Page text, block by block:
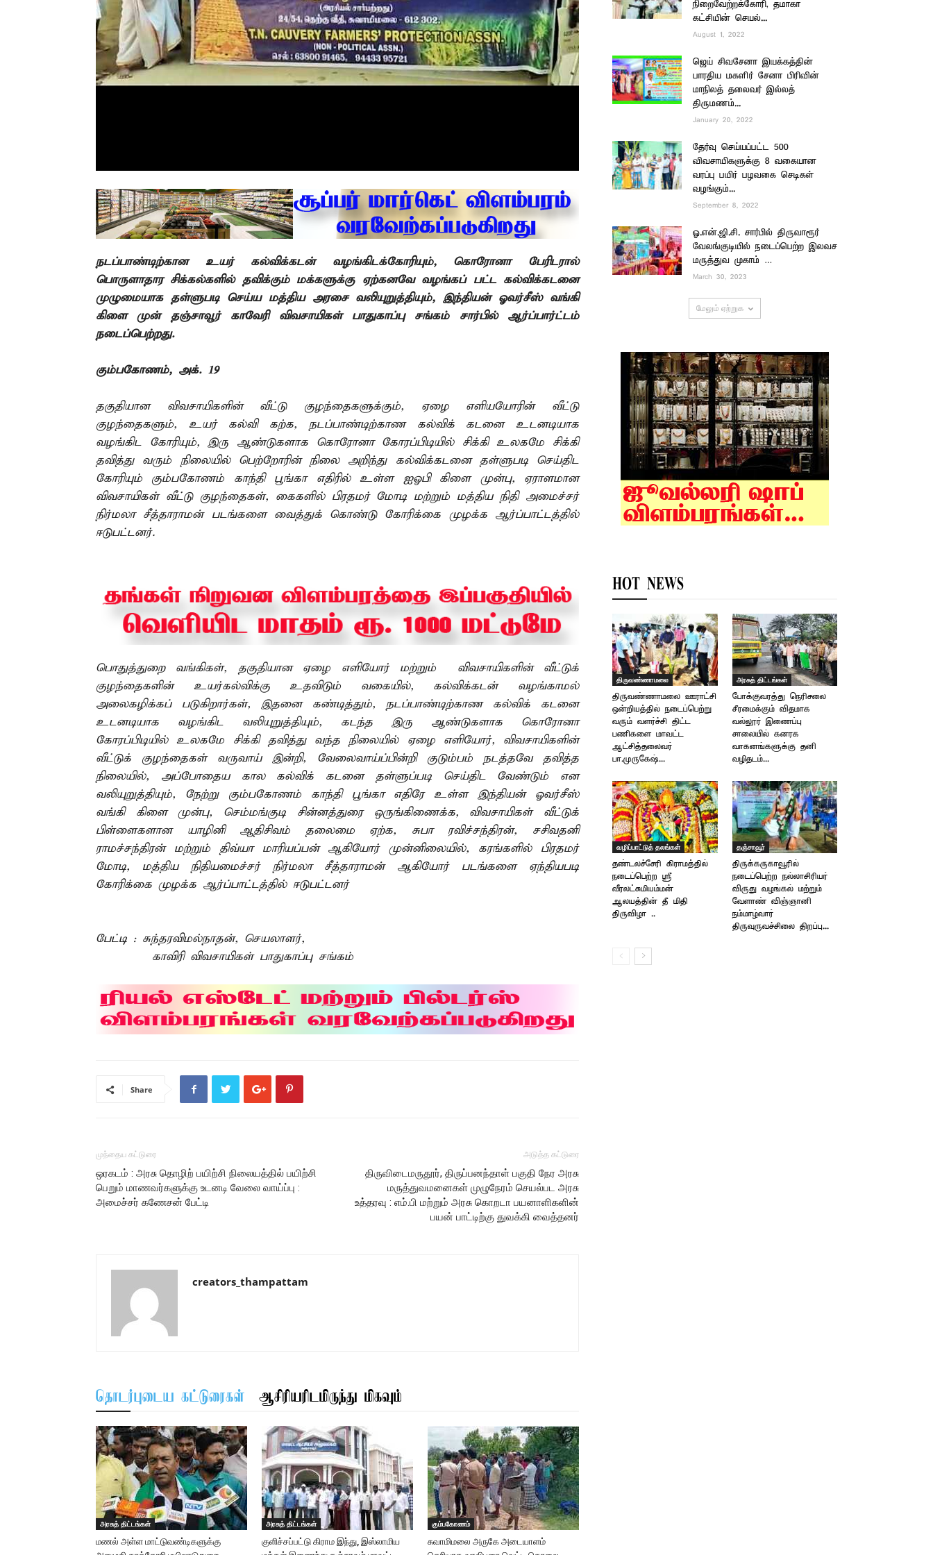
நடப்பாண்டிற்கான உயர் கல்விக்கடன் வழங்கிடக்கோரியும், கொரோனா பேரிடரால்
பொருளாதார சிக்கல்களில் தவிக்கும் மக்களுக்கு ஏற்கனவே வழங்கப் பட்ட கல்விக்கடனை
முழுமையாக தள்ளுபடி செய்ய மத்திய அரசை வலியுறுத்தியும், இந்தியன் ஓவர்சீஸ் வங்கி
கிளை முன் தஞ்சாவூர் காவேரி விவசாயிகள் பாதுகாப்பு சங்கம் சார்பில் ஆர்ப்பார்ட்டம்
நடைப்பெற்றது.
கும்பகோணம், அக். 19 –
தகுதியான விவசாயிகளின் வீட்டு குழந்தைகளுக்கும், ஏழை எளியயோரின் வீட்டு
குழந்தைகளும், உயர் கல்வி கற்க, நடப்பாண்டிற்காண கல்விக் கடனை உடனடியாக
வழங்கிட கோரியும், இரு ஆண்டுகளாக கொரோனா கோரப்பிடியில் சிக்கி உலகமே சிக்கி
தவித்து வரும் நிலையில் பெற்றோரின் நிலை அறிந்து கல்விக்கடனை தள்ளுபடி செய்திட
கோரியும் கும்பகோணம் காந்தி பூங்கா எதிரில் உள்ள ஐஓபி கிளை முன்பு, ஏராளமான
விவசாயிகள் வீட்டு குழந்தைகள், கைகளில் பிரதமர் மோடி மற்றும் மத்திய நிதி அமைச்சர்
நிர்மலா சீத்தாராமன் படங்களை வைத்துக் கொண்டு கோரிக்கை முழக்க ஆர்ப்பாட்டத்தில்
ஈடுபட்டனர்.
பொதுத்துறை வங்கிகள், தகுதியான ஏழை எளியோர் மற்றும் விவசாயிகளின் வீட்டுக்
குழந்தைகளின் உயர்கல்விக்கு உதவிடும் வகையில், கல்விக்கடன் வழங்காமல்
அலைகழிக்கப் படுகிறார்கள், இதனை கண்டித்தும், நடப்பாண்டிற்காண கல்விக் கடனை
உடனடியாக வழங்கிட வலியுறுத்தியும், கடந்த இரு ஆண்டுகளாக கொரோனா
கோரப்பிடியில் உலகமே சிக்கி தவித்து வந்த நிலையில் ஏழை எளியோர், விவசாயிகளின்
வீட்டுக் குழந்தைகள் வருவாய் இன்றி, வேலைவாய்ப்பின்றி குடும்பம் நடத்தவே தவித்த
நிலையில், அப்போதைய கால கல்விக் கடனை தள்ளுப்படி செய்திட வேண்டும் என
வலியுறுத்தியும், நேற்று கும்பகோணம் காந்தி பூங்கா எதிரே உள்ள இந்தியன் ஓவர்சீஸ்
வங்கி கிளை முன்பு, செம்மங்குடி சின்னத்துரை ஒருங்கிணைக்க, விவசாயிகள் வீட்டுக்
பிள்ளைகளான யாழினி ஆதிசிவம் தலைமை ஏற்க, சுபா ரவிச்சந்திரன், சசிவதனி
ராமச்சந்திரன் மற்றும் திவ்யா மாரியப்பன் ஆகியோர் முன்னிலையில், கரங்களில் பிரதமர்
மோடி, மத்திய நிதியமைச்சர் நிர்மலா சீத்தாராமன் ஆகியோர் படங்களை ஏந்தியபடி
கோரிக்கை முழக்க ஆர்ப்பாட்டத்தில் ஈடுபட்டனர்
பேட்டி : சுந்தரவிமல்நாதன், செயலாளர்,
காவிரி விவசாயிகள் பாதுகாப்பு சங்கம்
Share
முந்தைய கட்டுரை
ஒரகடம் : அரசு தொழிற் பயிற்சி நிலையத்தில் பயிற்சி
பெறும் மாணவர்களுக்கு உடனடி வேலை வாய்ப்பு :
அமைச்சர் கணேசன் பேட்டி
அடுத்த கட்டுரை
திருவிடைமருதூர், திருப்பனந்தாள் பகுதி நேர அரசு
மருத்துவமனைகள் முழுநேரம் செயல்பட அரசு
உத்தரவு : எம்.பி மற்றும் அரசு கொறடா பயனாளிகளின்
பயன் பாட்டிற்கு துவக்கி வைத்தனர்
creators_thampattam
தொடர்புடைய கட்டுரைகள் ஆசிரியரிடமிருந்து மிகவும்
அரசுத் திட்டங்கள்
மணல் அள்ள மாட்டுவண்டிகளுக்கு
அரசுத் திட்டங்கள்
குளிச்சப்பட்டு கிராம இந்து, இஸ்லாமிய
கும்பகோணம்
சுவாமிமலை அருகே அடையாளம்
நிறைவேற்றக்கோரி, தமாகா
கட்சியின் செயல்...
August 1, 2022
ஜெய் சிவசேனா இயக்கத்தின்
பாரதிய மகளிர் சேனா பிரிவின்
மாநிலத் தலைவர் இல்லத்
திருமணம்...
January 20, 2022
தேர்வு செய்யப்பட்ட 500
விவசாயிகளுக்கு 8 வகையான
வரப்பு பயிர் பழவகை செடிகள்
வழங்கும்...
September 8, 2022
ஓ.என்.ஜி.சி. சார்பில் திருவாரூர்
வேலங்குடியில் நடைப்பெற்ற இலவச
மருத்துவ முகாம் …
March 30, 2023
மேலும் ஏற்றுக
HOT NEWS
திருவண்ணாமலை
திருவண்ணாமலை ஊராட்சி
ஒன்றியத்தில் நடைப்பெற்று
வரும் வளர்ச்சி திட்ட
பணிகளை மாவட்ட
ஆட்சித்தலைவர்
பா.முருகேஷ்...
அரசுத் திட்டங்கள்
போக்குவரத்து நெரிசலை
சீரமைக்கும் விதமாக
வல்லூர் இணைப்பு
சாலையில் கனரக
வாகனங்களுக்கு தனி
வழிதடம்...
வழிப்பாட்டுத் தலங்கள்
தண்டலச்சேரி கிராமத்தில்
நடைப்பெற்ற ஸ்ரீ
வீரலட்சுமியம்மன்
ஆலயத்தின் தீ மிதி
திருவிழா ..
தஞ்சாவூர்
திருக்கருகாவூரில்
நடைப்பெற்ற நல்லாசிரியர்
விருது வழங்கல் மற்றும்
வேளாண் விஞ்ஞானி
நம்மாழ்வார்
திருவுருவச்சிலை திறப்பு...